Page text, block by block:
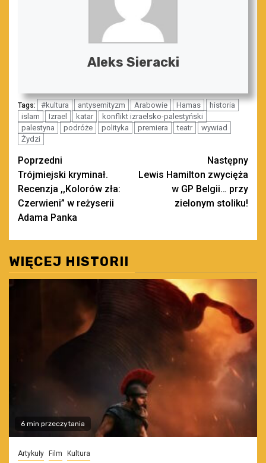
Aleks Sieracki
Tags: #kultura antysemityzm Arabowie Hamas
historia
islam
Izrael katar
konflikt izraelsko-palestyński
palestyna
podróże polityka premiera teatr
wywiad
Żydzi
Zobacz
wpisy
Poprzedni
Trójmiejski kryminał.
Recenzja ,,Kolorów zła:
Czerwieni” w reżyserii
Adama Panka
Następny
Lewis Hamilton zwycięża
w GP Belgii… przy
zielonym stoliku!
WIĘCEJ HISTORII
6 min przeczytania
Artykuły Film Kultura